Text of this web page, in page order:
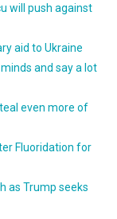
will push against
aid to Ukraine
and say a lot
even more of
Fluoridation for
as Trump seeks